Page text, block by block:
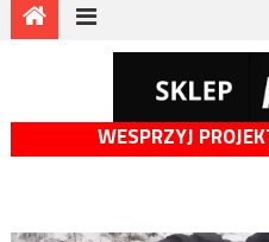
WESPRZYJ